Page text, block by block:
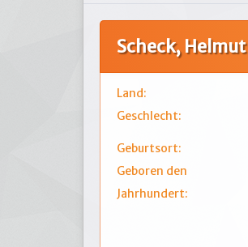
Scheck, Helmut
Land:
Geschlecht:
Geburtsort:
Geboren den
Jahrhundert: